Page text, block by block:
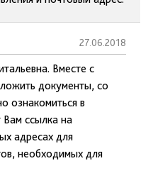
27.06.2018
Вместе с
документы, со
ознакомиться в
ссылка на
адресах для
необходимых для